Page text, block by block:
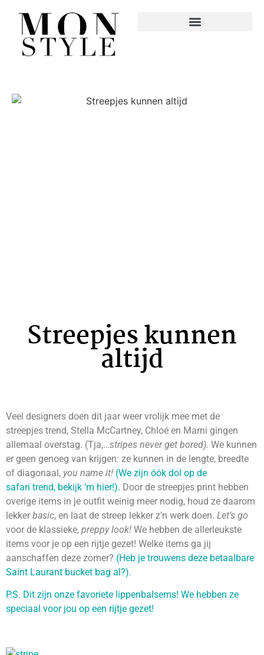
Streepjes kunnen
altijd
Veel designers doen dit jaar weer vrolijk mee met de
streepjes trend, Stella McCartney, Chloé en Marni gingen
allemaal overstag. (Tja,…stripes never get bored). We kunnen
er geen genoeg van krijgen: ze kunnen in de lengte, breedte
of diagonaal, you name it! (We zijn óók dol op de
safari trend, bekijk ‘m hier!). Door de streepjes print hebben
overige items in je outfit weinig meer nodig, houd ze daarom
lekker basic, en laat de streep lekker z’n werk doen. Let’s go
voor de klassieke, preppy look! We hebben de allerleukste
items voor je op een rijtje gezet! Welke items ga jij
aanschaffen deze zomer? (Heb je trouwens deze betaalbare
Saint Laurant bucket bag al?).
P.S. Dit zijn onze favoriete lippenbalsems! We hebben ze
speciaal voor jou op een rijtje gezet!